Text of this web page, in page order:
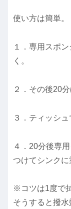
使い方は簡単。
１．専用スポ
く。
２．その後20
３．ティッシ
４．20分後専
つけてシンクに
※コツは1度で
そうすると撥水